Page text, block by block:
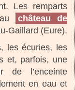
Les remparts
château de
Gaillard (Eure).
les écuries, les
et, parfois, une
de l’enceinte
en eau et